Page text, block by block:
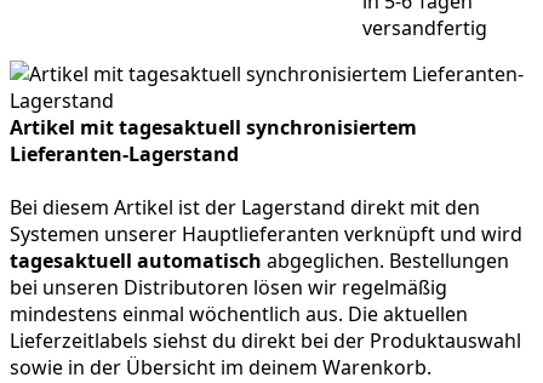
versandfertig
Artikel mit tagesaktuell synchronisiertem
Lieferanten-Lagerstand
Bei diesem Artikel ist der Lagerstand direkt mit den
Systemen unserer Hauptlieferanten verknüpft und wird
tagesaktuell automatisch abgeglichen. Bestellungen
bei unseren Distributoren lösen wir regelmäßig
mindestens einmal wöchentlich aus. Die aktuellen
Lieferzeitlabels siehst du direkt bei der Produktauswahl
sowie in der Übersicht im deinem Warenkorb.